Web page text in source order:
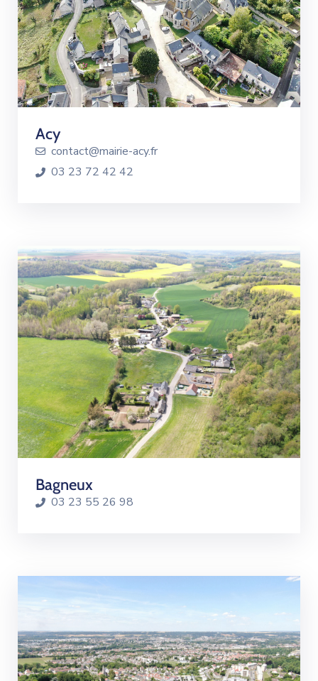
Acy
contact@mairie-acy.fr
03 23 72 42 42
Bagneux
03 23 55 26 98